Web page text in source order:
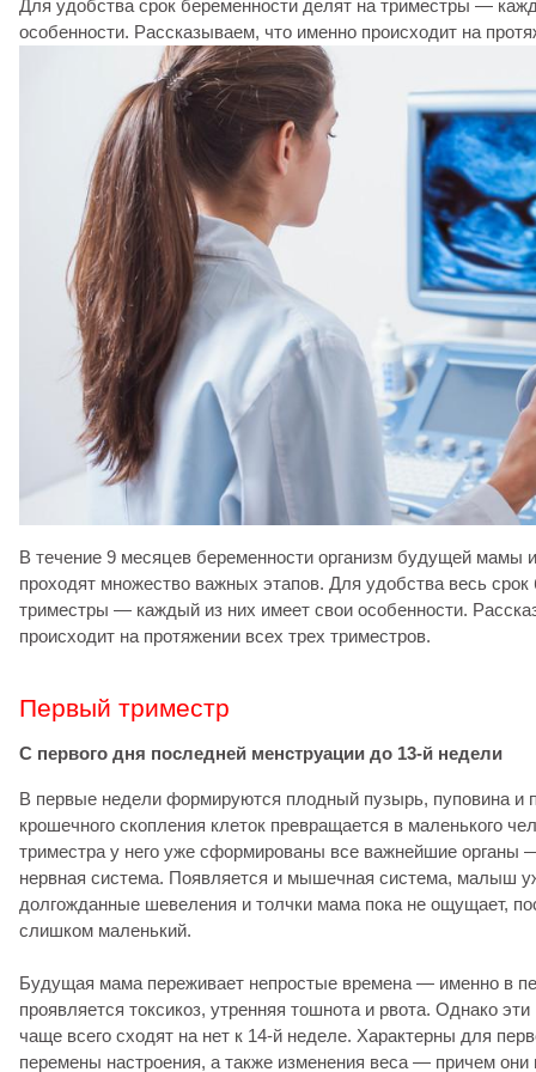
Для удобства срок беременности делят на триместры —
особенности. Рассказываем, что именно происходит на
В течение 9 месяцев беременности организм будущей
проходят множество важных этапов. Для удобства весь
триместры — каждый из них имеет свои особенности.
происходит на протяжении всех трех триместров.
Первый триместр
C первого дня последней менструации до 13-й недели
В первые недели формируются плодный пузырь, пуповина и
крошечного скопления клеток превращается в маленького
триместра у него уже сформированы все важнейшие органы
нервная система. Появляется и мышечная система, малыш
долгожданные шевеления и толчки мама пока не ощущает,
слишком маленький.
Будущая мама переживает непростые времена — именно в
проявляется токсикоз, утренняя тошнота и рвота. Однако
чаще всего сходят на нет к 14-й неделе. Характерны для
перемены настроения, а также изменения веса — причем они